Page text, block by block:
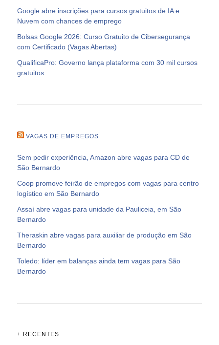
Google abre inscrições para cursos gratuitos de IA e
Nuvem com chances de emprego
Bolsas Google 2026: Curso Gratuito de Cibersegurança
com Certificado (Vagas Abertas)
QualificaPro: Governo lança plataforma com 30 mil cursos
gratuitos
VAGAS DE EMPREGOS
Sem pedir experiência, Amazon abre vagas para CD de
São Bernardo
Coop promove feirão de empregos com vagas para centro
logístico em São Bernardo
Assaí abre vagas para unidade da Pauliceia, em São
Bernardo
Theraskin abre vagas para auxiliar de produção em São
Bernardo
Toledo: líder em balanças ainda tem vagas para São
Bernardo
+ RECENTES